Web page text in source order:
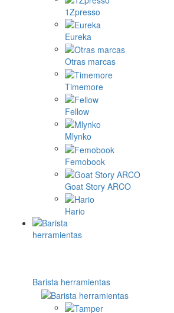
1Zpresso
Eureka
Otras marcas
Timemore
Fellow
Mlynko
Femobook
Goat Story ARCO
Hario
Barista herramientas